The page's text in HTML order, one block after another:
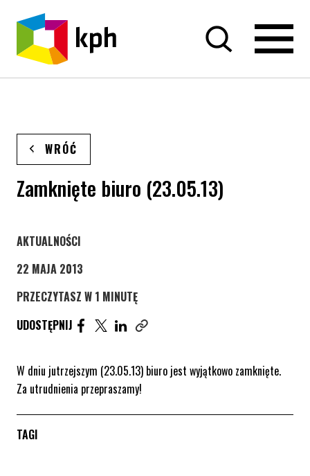
PRZEJDŹ DO TREŚCI
WRÓĆ
Zamknięte biuro (23.05.13)
STRONA KATEGORII WPISÓW
AKTUALNOŚCI
22 MAJA 2013
PRZECZYTASZ W 1 MINUTĘ
UDOSTĘPNIJ
UDOSTĘPNIJ ARTYKUŁ NA FACEBOOK. STRONA
UDOSTĘPNIJ ARTYKUŁ NA TWITTER.
UDOSTĘPNIJ ARTYKUŁ NA LINKEDIN.
W dniu jutrzejszym (23.05.13) biuro jest wyjątkowo zamknięte.
Za utrudnienia przepraszamy!
TAGI